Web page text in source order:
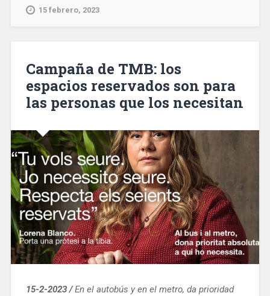
mobiliario
supermanzana
de
Sant
15 febrero, 2023
Campaña de TMB: los
espacios reservados son para
las personas que los necesitan
15-2-2023 / En el autobús y en el metro, da prioridad